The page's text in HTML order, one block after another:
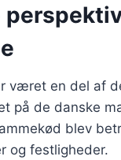
været en del af
på de danske
blev
og festligheder.